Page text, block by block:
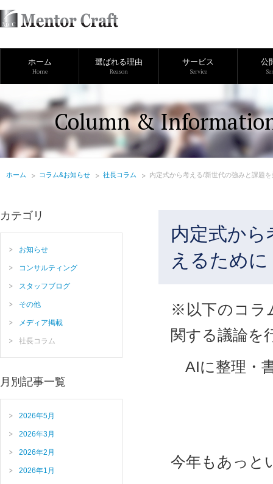
ホーム
Home
選ばれる理由
Reason
サービス
Service
公
Column &
ホーム コラム&お知らせ 社長コラム 内定式から考える/新世代の強みと課題
内定式か
えるために
※以下のコラ
関する議論を
AIに整理・
今年もあっと
カテゴリ
お知らせ
コンサルティング
スタッフブログ
その他
メディア掲載
社長コラム
月別記事一覧
2026年5月
2026年3月
2026年2月
2026年1月